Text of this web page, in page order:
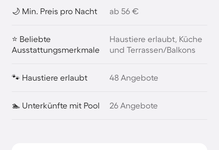
🌙 Min. Preis pro Nacht ab 56 €
⭐ Beliebte
Ausstattungsmerkmale
Haustiere erlaubt, Küche
und Terrassen/Balkons
🐾 Haustiere erlaubt 48 Angebote
🏊 Unterkünfte mit Pool 26 Angebote